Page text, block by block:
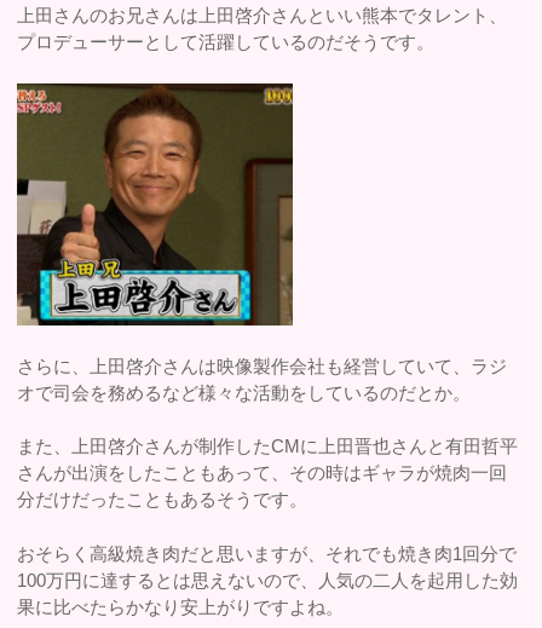
上田さんのお兄さんは上田啓介さんといい熊本でタレント、
プロデューサーとして活躍しているのだそうです。
さらに、上田啓介さんは映像製作会社も経営していて、ラジ
オで司会を務めるなど様々な活動をしているのだとか。
また、上田啓介さんが制作したCMに上田晋也さんと有田哲平
さんが出演をしたこともあって、その時はギャラが焼肉一回
分だけだったこともあるそうです。
おそらく高級焼き肉だと思いますが、それでも焼き肉1回分で
100万円に達するとは思えないので、人気の二人を起用した効
果に比べたらかなり安上がりですよね。